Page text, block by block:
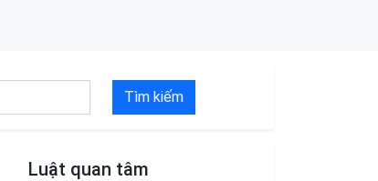
Tìm kiếm
Luật quan tâm